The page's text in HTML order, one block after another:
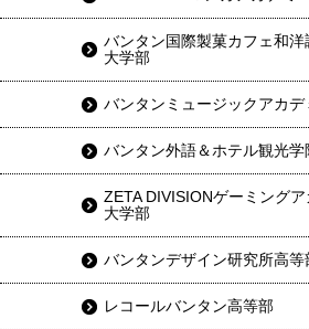
バンタン国際製菓カフェ和洋
大学部
バンタンミュージックアカデ
バンタン外語＆ホテル観光学
ZETA DIVISIONゲーミング
大学部
バンタンデザイン研究所高等
レコールバンタン高等部